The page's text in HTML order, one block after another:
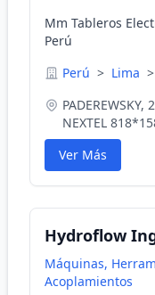
Mm Tableros
Perú
Perú > Lima >
NEXTEL
Ver Más
Hydroflow
Máquinas,
Acoplamientos